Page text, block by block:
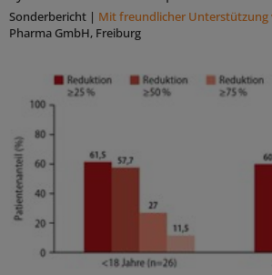
Sonderbericht | Mit freundlicher Unterstützung
Pharma GmbH, Freiburg